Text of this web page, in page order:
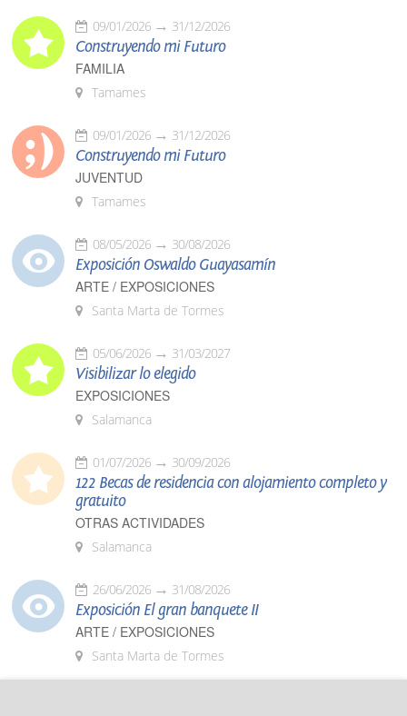
09/01/2026 31/12/2026
Construyendo mi Futuro
FAMILIA
Tamames
09/01/2026 31/12/2026
Construyendo mi Futuro
JUVENTUD
Tamames
08/05/2026 30/08/2026
Exposición Oswaldo Guayasamín
ARTE / EXPOSICIONES
Santa Marta de Tormes
05/06/2026 31/03/2027
Visibilizar lo elegido
EXPOSICIONES
Salamanca
01/07/2026 30/09/2026
122 Becas de residencia con alojamiento completo y
gratuito
OTRAS ACTIVIDADES
Salamanca
26/06/2026 31/08/2026
Exposición El gran banquete II
ARTE / EXPOSICIONES
Santa Marta de Tormes